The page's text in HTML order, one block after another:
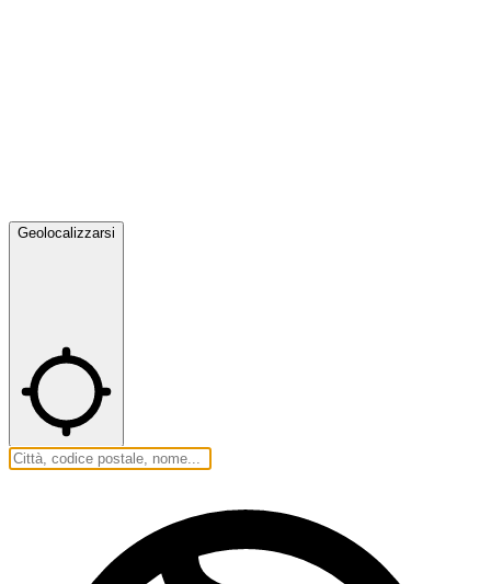
Geolocalizzarsi